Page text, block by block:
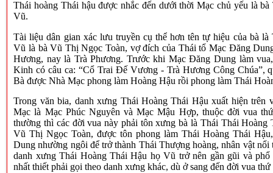
Thái hoàng Thái hậu được nhắc đến dưới thời Mạc chủ yếu là
Vũ.
Tài liệu dân gian xác lưu truyền cụ thể hơn tên tự hiệu của bà là
Vũ là bà Vũ Thị Ngọc Toàn, vợ đích của Thái tổ Mạc Đăng
Hương, nay là Trà Phương. Trước khi Mạc Đăng Dung làm
Kinh có câu ca: “Cổ Trai Đế Vương - Trà Hương Công Chúa”,
Bà được Nhà Mạc phong làm Hoàng Hậu rồi phong làm Thái
Trong văn bia, danh xưng Thái Hoàng Thái Hậu xuất hiện trên
Mạc là Mạc Phúc Nguyên và Mạc Mậu Hợp, thuộc đời vua
thường thì các đời vua này phải tôn xưng bà là Thái Thái Hoàng
Vũ Thị Ngọc Toàn, được tôn phong làm Thái Hoàng Thái
Dung nhường ngôi để trở thành Thái Thượng hoàng, nhân vật
danh xưng Thái Hoàng Thái Hậu họ Vũ trở nên gần gũi và phổ
nhất thiết phải gọi theo danh xưng khác, dù ở sang đến đời vua